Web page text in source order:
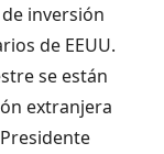
inversión
de EEUU.
se están
extranjera